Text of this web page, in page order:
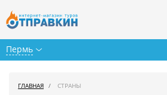
Пермь
ГЛАВНАЯ СТРАНЫ